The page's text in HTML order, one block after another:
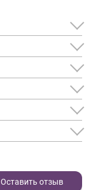
Оставить отзыв